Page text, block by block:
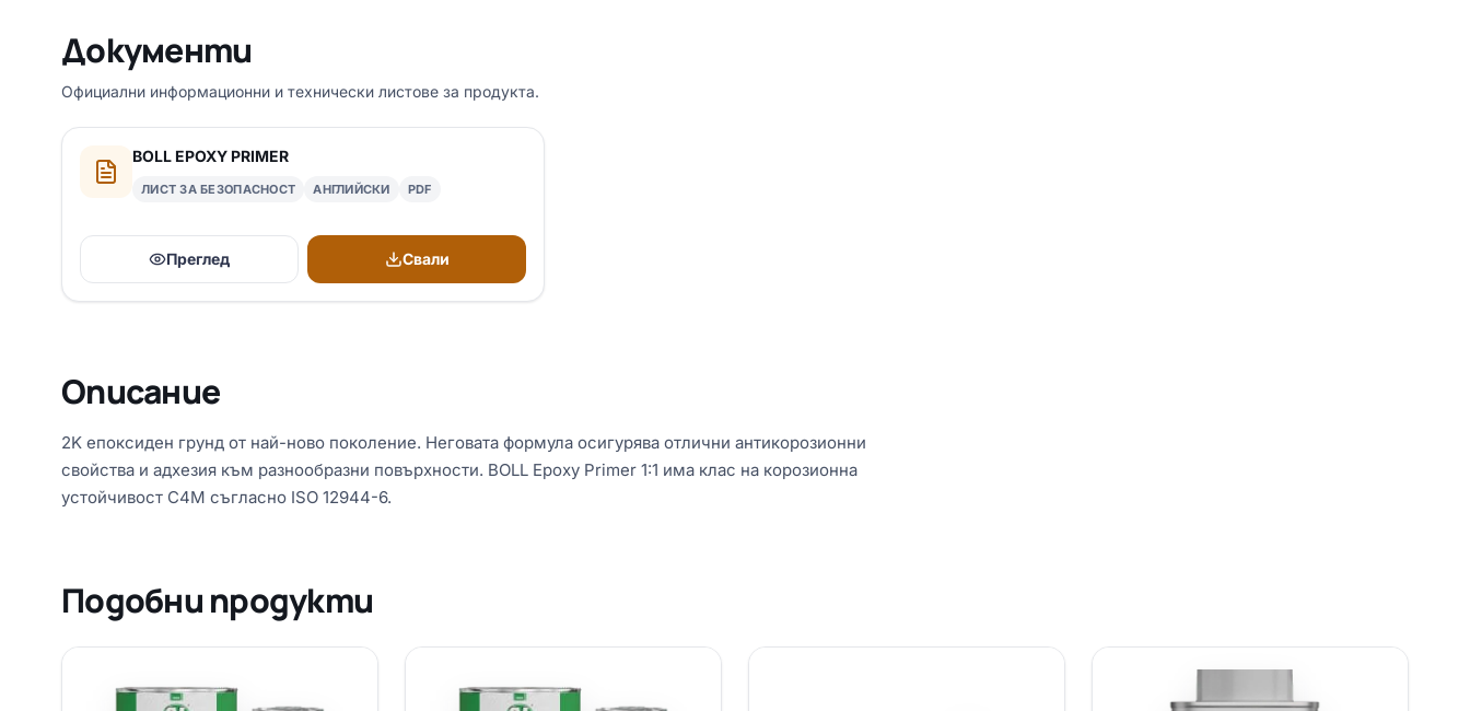
Документи
Официални информационни и технически листове за продукта.
BOLL EPOXY PRIMER
ЛИСТ ЗА БЕЗОПАСНОСТ АНГЛИЙСКИ PDF
Преглед Свали
Описание
2K епоксиден грунд от най-ново поколение. Неговата формула осигурява отлични антикорозионни
свойства и адхезия към разнообразни повърхности. BOLL Epoxy Primer 1:1 има клас на корозионна
устойчивост C4M съгласно ISO 12944-6.
Подобни продукти